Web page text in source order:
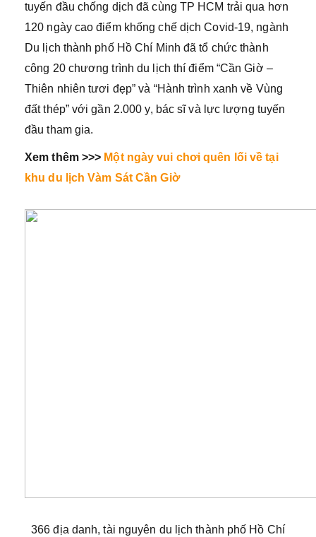
tuyến đầu chống dịch đã cùng TP HCM trải qua hơn
120 ngày cao điểm khống chế dịch Covid-19, ngành
Du lịch thành phố Hồ Chí Minh đã tổ chức thành
công 20 chương trình du lịch thí điểm “Cần Giờ –
Thiên nhiên tươi đẹp” và “Hành trình xanh về Vùng
đất thép” với gần 2.000 y, bác sĩ và lực lượng tuyến
đầu tham gia.
Xem thêm >>> Một ngày vui chơi quên lối về tại
khu du lịch Vàm Sát Cần Giờ
366 địa danh, tài nguyên du lịch thành phố Hồ Chí